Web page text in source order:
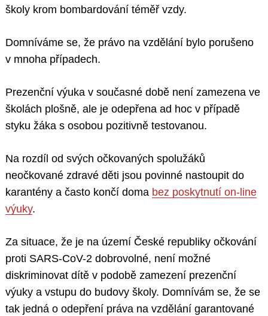
školy krom bombardování téměř vzdy.
Domníváme se, že právo na vzdělání bylo porušeno
v mnoha případech.
Prezenční výuka v současné době není zamezena ve
školách plošně, ale je odepřena ad hoc v případě
styku žáka s osobou pozitivně testovanou.
Na rozdíl od svých očkovaných spolužáků
neočkované zdravé děti jsou povinné nastoupit do
karantény a často končí doma bez poskytnutí on-line
výuky.
Za situace, že je na území České republiky očkování
proti SARS-CoV-2 dobrovolné, není možné
diskriminovat dítě v podobě zamezení prezenční
výuky a vstupu do budovy školy. Domnívám se, že se
tak jedná o odepření práva na vzdělání garantované